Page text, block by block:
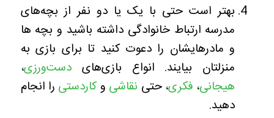
بهتر است حتی با یک یا دو نفر از بچه‌های
مدرسه ارتباط خانوادگی داشته باشید و بچه ها
و مادرهایشان را دعوت کنید تا برای بازی به
منزلتان بیایند. انواع بازی‌هایدست‌ورزی،
هیجانی، فکری، حتی نقاشی وکاردستی را انجام
دهید.